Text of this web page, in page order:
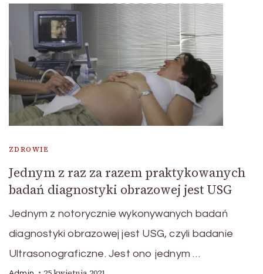
ZDROWIE
Jednym z raz za razem praktykowanych
badań diagnostyki obrazowej jest USG
Jednym z notorycznie wykonywanych badań
diagnostyki obrazowej jest USG, czyli badanie
Ultrasonograficzne. Jest ono jednym …